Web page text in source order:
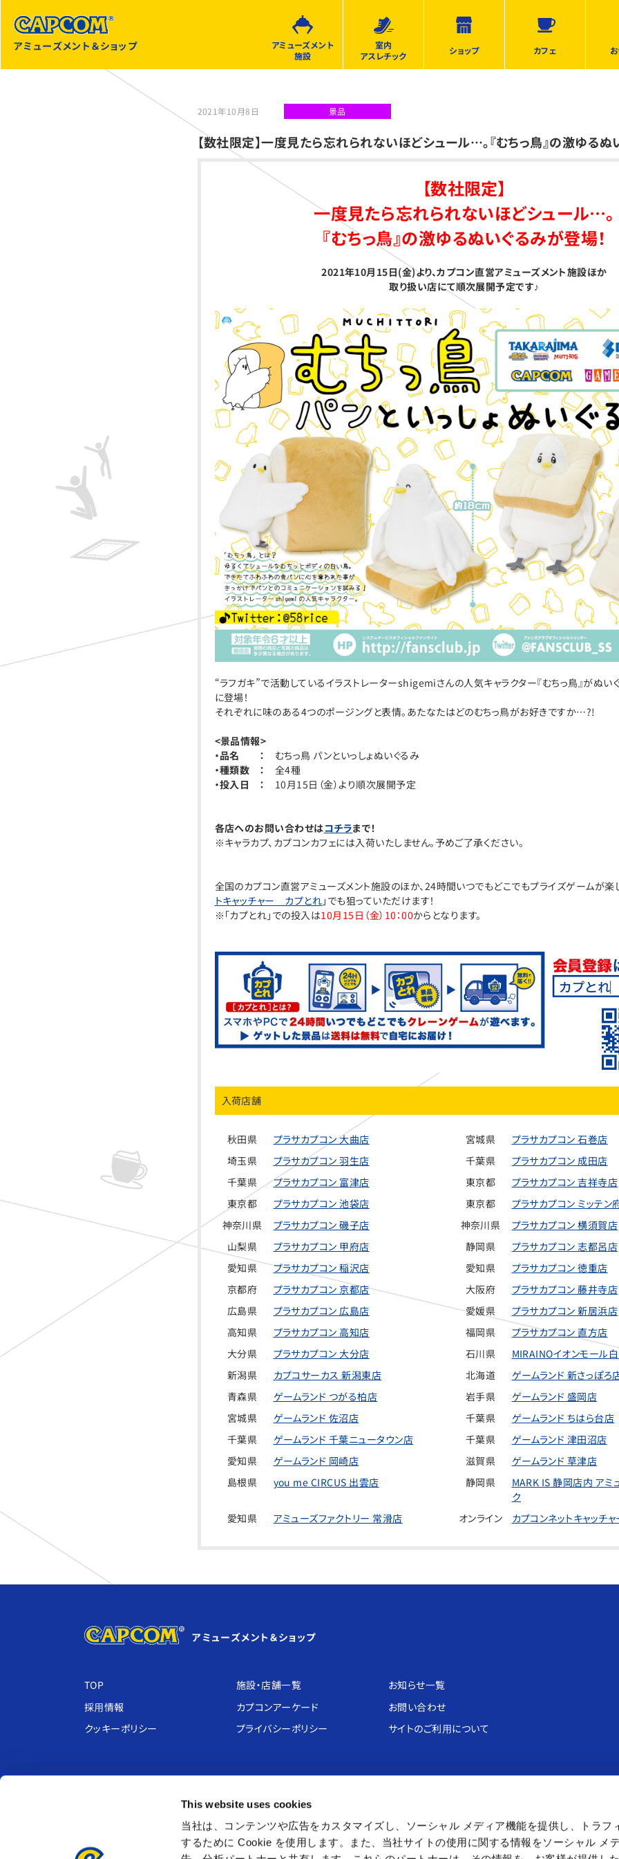
This website uses cookies
当社は、コンテンツや広告をカスタマイズし、ソーシャル メディア機能を提供し、トラフ
するために Cookie を使用します。また、当社サイトの使用に関する情報をソーシャル メ
アミューズメント＆ショップ
アミューズメント
施設
室内
アスレチック
ショップ カフェ
2021年10月8日 景品
【数社限定】一度見たら忘れられないほどシュール…。『むちっ鳥』の激ゆるぬ
【数社限定】
一度見たら忘れられないほどシュール…。
『むちっ鳥』の激ゆるぬいぐるみが登場！
2021年10月15日(金)より、カプコン直営アミューズメント施設ほか
取り扱い店にて順次展開予定です♪
“ラフガキ”で活動しているイラストレーターshigemiさんの人気キャラクター『むちっ鳥』がぬい
に登場！
それぞれに味のある4つのポージングと表情。あたなたはどのむちっ鳥がお好きですか…?!
<景品情報>
・品名 ： むちっ鳥 パンといっしょぬいぐるみ
・種類数 ： 全4種
・投入日 ： 10月15日（金）より順次展開予定
各店へのお問い合わせはコチラまで！
※キャラカプ、カプコンカフェには入荷いたしません。予めご了承ください。
全国のカプコン直営アミューズメント施設のほか、24時間いつでもどこでもプライズゲームが楽
トキャッチャー カプとれ」でも狙っていただけます！
※「カプとれ」での投入は10月15日（金）10：00からとなります。
入荷店舗
秋田県 プラサカプコン 大曲店 宮城県
プラサカプコン 石巻店
埼玉県
プラサカプコン 羽生店 千葉県
プラサカプコン 成田店
千葉県
プラサカプコン 富津店 東京都
プラサカプコン 吉祥寺店
東京都
プラサカプコン 池袋店 東京都
プラサカプコン ミッテン
神奈川県
プラサカプコン 磯子店 神奈川県
プラサカプコン 横須賀店
山梨県
プラサカプコン 甲府店 静岡県
プラサカプコン 志都呂店
愛知県
プラサカプコン 稲沢店 愛知県
プラサカプコン 徳重店
京都府
プラサカプコン 京都店 大阪府
プラサカプコン 藤井寺店
広島県
プラサカプコン 広島店 愛媛県
プラサカプコン 新居浜店
高知県
プラサカプコン 高知店 福岡県
プラサカプコン 直方店
大分県
プラサカプコン 大分店 石川県
MIRAINOイオンモール
新潟県
カプコサーカス 新潟東店 北海道
ゲームランド 新さっぽろ
青森県
ゲームランド つがる柏店 岩手県
ゲームランド 盛岡店
宮城県
ゲームランド 佐沼店 千葉県
ゲームランド ちはら台店
千葉県
ゲームランド 千葉ニュータウン店 千葉県
ゲームランド 津田沼店
愛知県
ゲームランド 岡崎店 滋賀県
ゲームランド 草津店
島根県
you me CIRCUS 出雲店 静岡県
MARK IS 静岡店内 アミ
ク
愛知県
アミューズファクトリー 常滑店 オンライン カプコンネットキャッチ
アミューズメント＆ショップ
TOP 施設・店舗⼀覧
お知らせ⼀覧
採⽤情報
カプコンアーケード
お問い合わせ
クッキーポリシー
プライバシーポリシー サイトのご利⽤について
CAPCOMIX
あそび王国ぴぃかぁぶぅ
Kids BANeT
キャラカプ
カプセルラボ